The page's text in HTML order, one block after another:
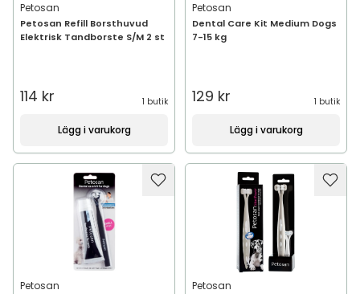
Petosan
Petosan Refill Borsthuvud
Elektrisk Tandborste S/M 2 st
114 kr 1 butik
Lägg i varukorg
Petosan
Dental Care Kit Medium Dogs
7-15 kg
129 kr 1 butik
Lägg i varukorg
Petosan Petosan